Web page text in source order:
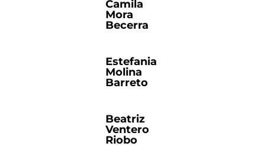
Camila
Mora
Becerra
Estefania
Molina
Barreto
Beatriz
Ventero
Riobo